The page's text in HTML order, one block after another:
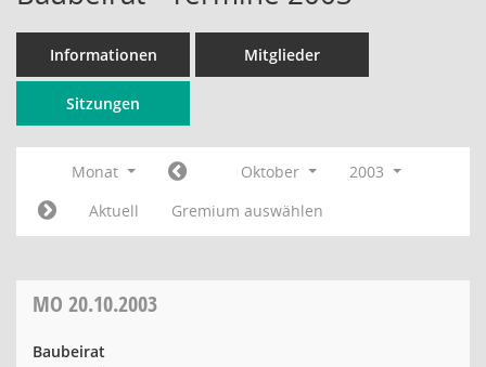
Informationen Mitglieder
Sitzungen
Monat Oktober
2003
Aktuell
Gremium auswählen
MO 20.10.2003
Baubeirat